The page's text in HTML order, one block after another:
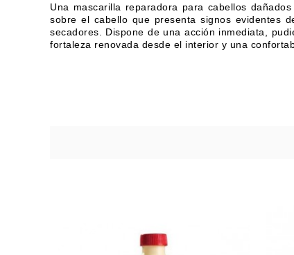
Una mascarilla reparadora para cabellos
sobre el cabello que presenta signos evidentes
secadores.
Dispone de una acción inmediata,
fortaleza renovada desde el interior y una